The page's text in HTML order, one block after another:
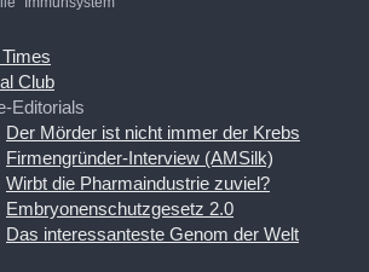
Club
Der Mörder ist nicht immer der Krebs
Firmengründer-Interview (AMSilk)
Wirbt die Pharmaindustrie zuviel?
Embryonenschutzgesetz 2.0
Das interessanteste Genom der Welt